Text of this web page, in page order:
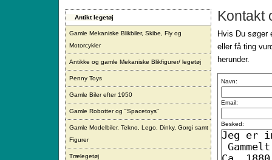
Antikt legetøj
Gamle Mekaniske Blikbiler, Skibe, Fly og
Motorcykler
Antikke og gamle Mekaniske Blikfigurer/ legetøj
Penny Toys
Gamle Biler efter 1950
Gamle Robotter og "Spacetoys"
Gamle Modelbiler, Tekno, Lego, Dinky, Gorgi samt
Figurer
Trælegetøj
Kontakt
Hvis Du
eller få ting
herunder.
Navn:
Email:
Besked: